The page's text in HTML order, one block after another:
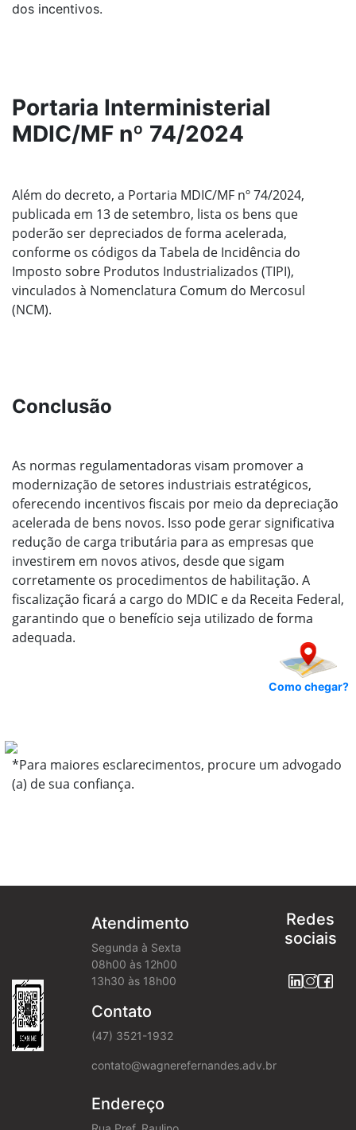
dos incentivos.
Portaria Interministerial
MDIC/MF nº 74/2024
Além do decreto, a Portaria MDIC/MF nº 74/2024,
publicada em 13 de setembro, lista os bens que
poderão ser depreciados de forma acelerada,
conforme os códigos da Tabela de Incidência do
Imposto sobre Produtos Industrializados (TIPI),
vinculados à Nomenclatura Comum do Mercosul
(NCM).
Conclusão
As normas regulamentadoras visam promover a
modernização de setores industriais estratégicos,
oferecendo incentivos fiscais por meio da depreciação
acelerada de bens novos. Isso pode gerar significativa
redução de carga tributária para as empresas que
investirem em novos ativos, desde que sigam
corretamente os procedimentos de habilitação. A
fiscalização ficará a cargo do MDIC e da Receita Federal,
garantindo que o benefício seja utilizado de forma
adequada.
*Para maiores esclarecimentos, procure um advogado
(a) de sua confiança.
Como chegar?
Atendimento
Segunda à Sexta
08h00 às 12h00
13h30 às 18h00
Contato
(47) 3521-1932
contato@wagnerefernandes.adv.br
Endereço
Redes
sociais